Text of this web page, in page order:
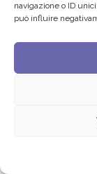
navigazione o ID
può influire
Edvance –
Giugno 2026
© 2024